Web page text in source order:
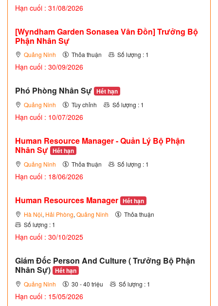
Hạn cuối : 31/08/2026
[Wyndham Garden Sonasea Vân Đồn] Trưởng Bộ
Phận Nhân Sự
Quảng Ninh Thỏa thuận Số lượng : 1
Hạn cuối : 30/09/2026
Phó Phòng Nhân Sự Hết hạn
Quảng Ninh Tùy chỉnh Số lượng : 1
Hạn cuối : 10/07/2026
Human Resource Manager - Quản Lý Bộ Phận
Nhân Sự Hết hạn
Quảng Ninh Thỏa thuận Số lượng : 1
Hạn cuối : 18/06/2026
Human Resources Manager Hết hạn
Hà Nội, Hải Phòng, Quảng Ninh
Thỏa thuận
Số lượng : 1
Hạn cuối : 30/10/2025
Giám Đốc Person And Culture ( Trưởng Bộ Phận
Nhân Sự) Hết hạn
Quảng Ninh 30 - 40 triệu Số lượng : 1
Hạn cuối : 15/05/2026